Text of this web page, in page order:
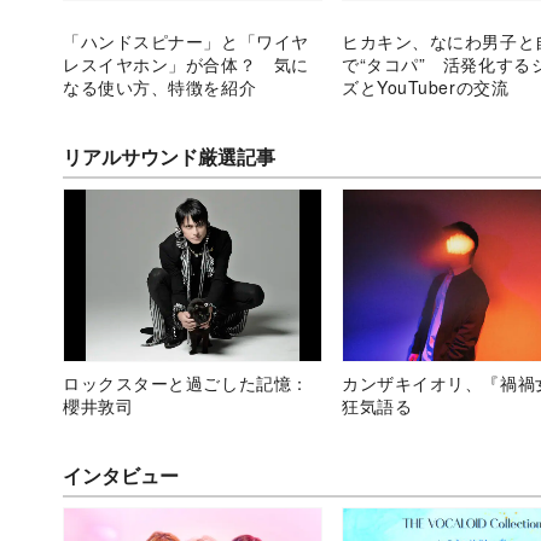
「ハンドスピナー」と「ワイヤ
レスイヤホン」が合体？ 気に
なる使い方、特徴を紹介
ヒカキン、なにわ男子と
で“タコパ” 活発化する
ズとYouTuberの交流
リアルサウンド厳選記事
ロックスターと過ごした記憶：
櫻井敦司
カンザキイオリ、『禍禍
狂気語る
インタビュー